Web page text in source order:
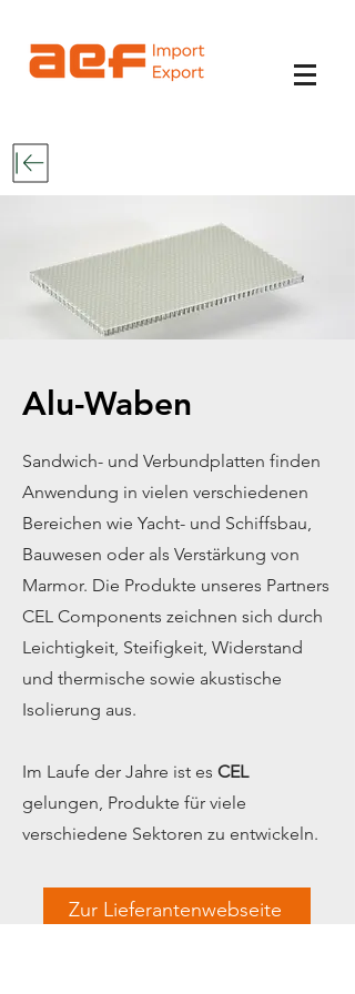
Alu-Waben
Sandwich- und Verbundplatten finden
Anwendung in vielen verschiedenen
Bereichen wie Yacht- und Schiffsbau,
Bauwesen oder als Verstärkung von
Marmor. Die Produkte unseres Partners
CEL Components zeichnen sich durch
Leichtigkeit, Steifigkeit, Widerstand
und thermische sowie akustische
Isolierung aus.
Im Laufe der Jahre ist es CEL
gelungen, Produkte für viele
verschiedene Sektoren zu entwickeln.
Zur Lieferantenwebseite